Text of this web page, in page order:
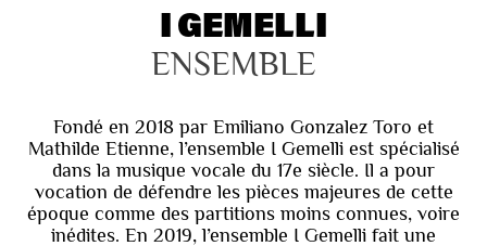
I GEMELLI
ENSEMBLE
Fondé en 2018 par Emiliano Gonzalez Toro et
Mathilde Etienne, l’ensemble I Gemelli est spécialisé
dans la musique vocale du 17e siècle. Il a pour
vocation de défendre les pièces majeures de cette
époque comme des partitions moins connues, voire
inédites. En 2019, l’ensemble I Gemelli fait une